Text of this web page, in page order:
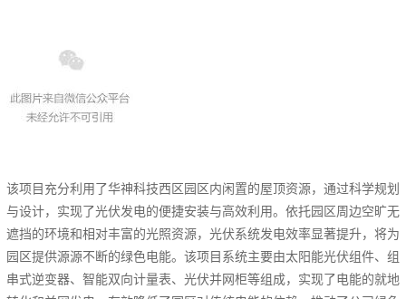
该项目充分利用了华神科技西区园区内闲置的屋顶资源，通过科学规划
与设计，实现了光伏发电的便捷安装与高效利用。依托园区周边空旷无
遮挡的环境和相对丰富的光照资源，光伏系统发电效率显著提升，将为
园区提供源源不断的绿色电能。该项目系统主要由太阳能光伏组件、组
串式逆变器、智能双向计量表、光伏并网柜等组成，实现了电能的就地